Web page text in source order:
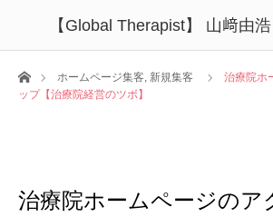
【Global Therapist】 山﨑由
ホームホームページ集客, 新規集客
治療院ホ
ップ【治療院経営のツボ】
治療院ホームページのア